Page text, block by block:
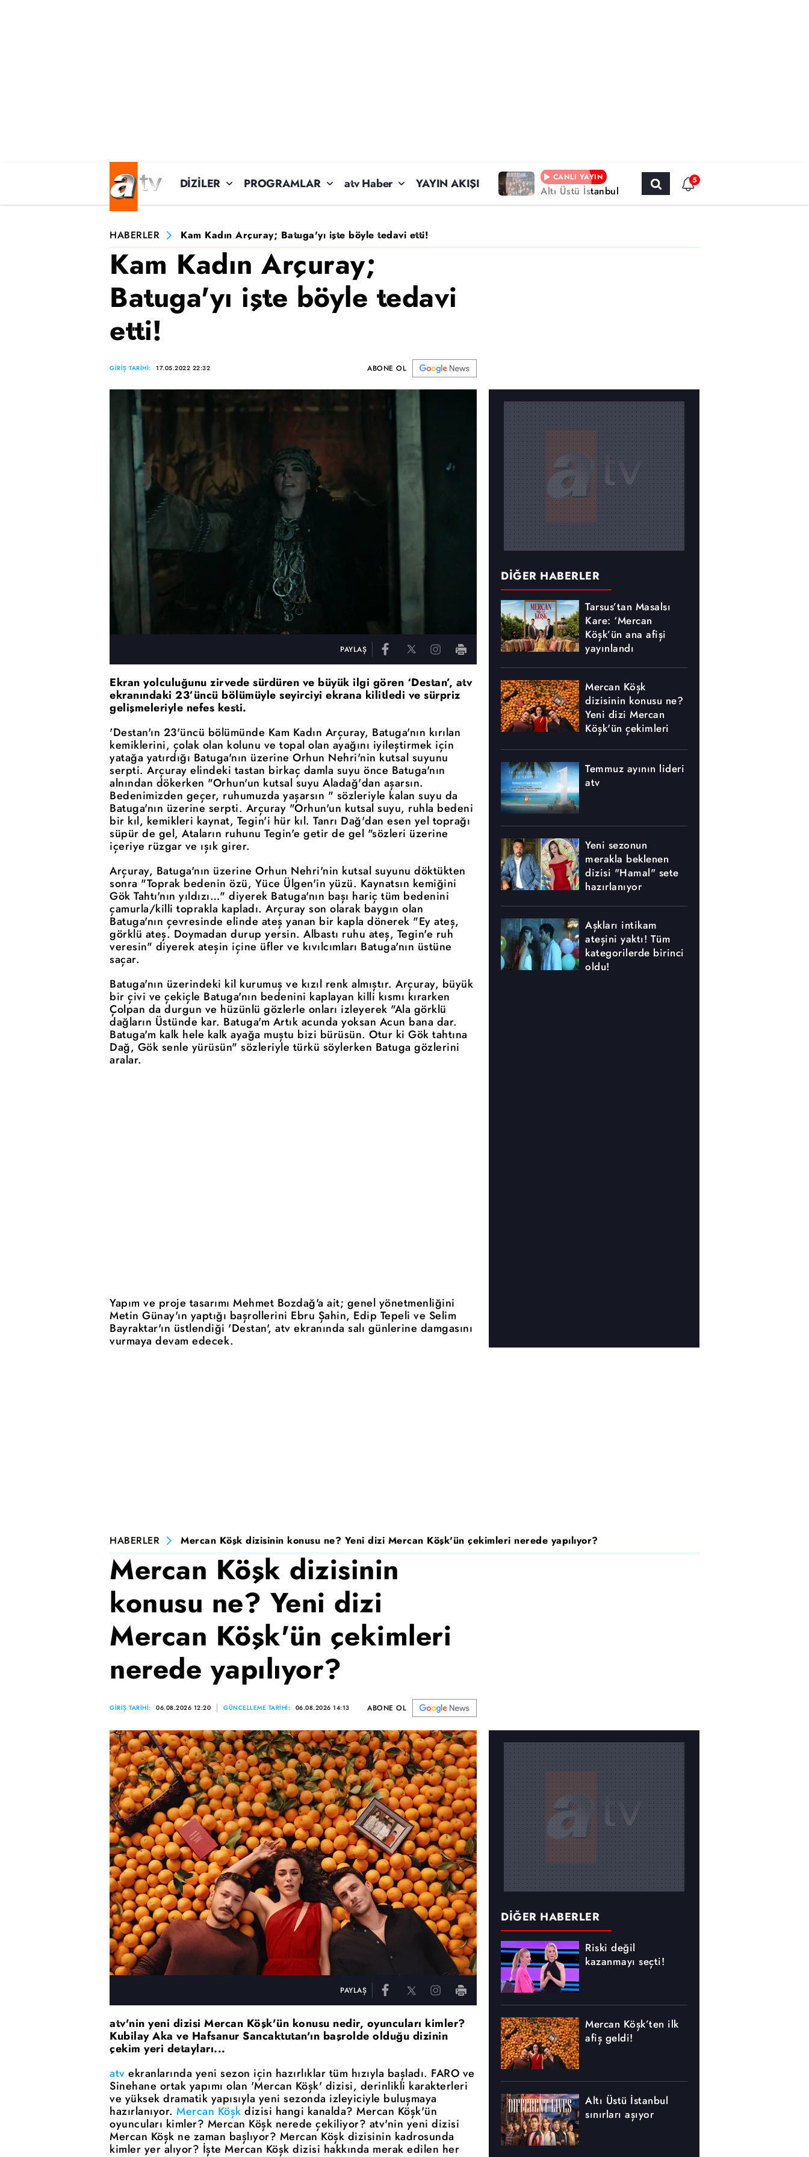
DİZİLER PROGRAMLAR atv Haber YAYIN AKIŞI CANLI YAYIN
Altı Üstü İstanbul
5
HABERLER Kam Kadın Arçuray; Batuga'yı işte böyle tedavi etti!
Kam Kadın Arçuray;
Batuga'yı işte böyle tedavi
etti!
GİRİŞ TARİHİ: 17.05.2022 22:32 ABONE OL
PAYLAŞ
Ekran yolculuğunu zirvede sürdüren ve büyük ilgi gören ‘Destan’, atv
ekranındaki 23’üncü bölümüyle seyirciyi ekrana kilitledi ve sürpriz
gelişmeleriyle nefes kesti.
'Destan'ın 23'üncü bölümünde Kam Kadın Arçuray, Batuga'nın kırılan
kemiklerini, çolak olan kolunu ve topal olan ayağını iyileştirmek için
yatağa yatırdığı Batuga'nın üzerine Orhun Nehri'nin kutsal suyunu
serpti. Arçuray elindeki tastan birkaç damla suyu önce Batuga'nın
alnından dökerken "Orhun'un kutsal suyu Aladağ'dan aşarsın.
Bedenimizden geçer, ruhumuzda yaşarsın " sözleriyle kalan suyu da
Batuga'nın üzerine serpti. Arçuray "Orhun'un kutsal suyu, ruhla bedeni
bir kıl, kemikleri kaynat, Tegin'i hür kıl. Tanrı Dağ'dan esen yel toprağı
süpür de gel, Ataların ruhunu Tegin'e getir de gel "sözleri üzerine
içeriye rüzgar ve ışık girer.
Arçuray, Batuga'nın üzerine Orhun Nehri'nin kutsal suyunu döktükten
sonra "Toprak bedenin özü, Yüce Ülgen'in yüzü. Kaynatsın kemiğini
Gök Tahtı'nın yıldızı…" diyerek Batuga'nın başı hariç tüm bedenini
çamurla/killi toprakla kapladı. Arçuray son olarak baygın olan
Batuga'nın çevresinde elinde ateş yanan bir kapla dönerek "Ey ateş,
görklü ateş. Doymadan durup yersin. Albastı ruhu ateş, Tegin'e ruh
veresin" diyerek ateşin içine üfler ve kıvılcımları Batuga'nın üstüne
saçar.
Batuga'nın üzerindeki kil kurumuş ve kızıl renk almıştır. Arçuray, büyük
bir çivi ve çekiçle Batuga'nın bedenini kaplayan killi kısmı kırarken
Çolpan da durgun ve hüzünlü gözlerle onları izleyerek "Ala görklü
dağların Üstünde kar. Batuga'm Artık acunda yoksan Acun bana dar.
Batuga'm kalk hele kalk ayağa muştu bizi bürüsün. Otur ki Gök tahtına
Dağ, Gök senle yürüsün" sözleriyle türkü söylerken Batuga gözlerini
aralar.
Yapım ve proje tasarımı Mehmet Bozdağ'a ait; genel yönetmenliğini
Metin Günay'ın yaptığı başrollerini Ebru Şahin, Edip Tepeli ve Selim
Bayraktar'ın üstlendiği 'Destan', atv ekranında salı günlerine damgasını
vurmaya devam edecek.
DİĞER HABERLER
Tarsus’tan Masalsı
Kare: ‘Mercan
Köşk’ün ana afişi
yayınlandı
Mercan Köşk
dizisinin konusu ne?
Yeni dizi Mercan
Köşk'ün çekimleri
Temmuz ayının lideri
atv
Yeni sezonun
merakla beklenen
dizisi "Hamal" sete
hazırlanıyor
Aşkları intikam
ateşini yaktı! Tüm
kategorilerde birinci
oldu!
HABERLER Mercan Köşk dizisinin konusu ne? Yeni dizi Mercan Köşk'ün çekimleri nerede yapılıyor?
Mercan Köşk dizisinin
konusu ne? Yeni dizi
Mercan Köşk'ün çekimleri
nerede yapılıyor?
GİRİŞ TARİHİ: 06.08.2026 12:20 GÜNCELLEME TARİHİ: 06.08.2026 14:13 ABONE OL
PAYLAŞ
atv'nin yeni dizisi Mercan Köşk'ün konusu nedir, oyuncuları kimler?
Kubilay Aka ve Hafsanur Sancaktutan'ın başrolde olduğu dizinin
çekim yeri detayları...
atv ekranlarında yeni sezon için hazırlıklar tüm hızıyla başladı. FARO ve
Sinehane ortak yapımı olan 'Mercan Köşk' dizisi, derinlikli karakterleri
ve yüksek dramatik yapısıyla yeni sezonda izleyiciyle buluşmaya
hazırlanıyor. Mercan Köşk dizisi hangi kanalda? Mercan Köşk'ün
oyuncuları kimler? Mercan Köşk nerede çekiliyor? atv'nin yeni dizisi
Mercan Köşk ne zaman başlıyor? Mercan Köşk dizisinin kadrosunda
kimler yer alıyor? İşte Mercan Köşk dizisi hakkında merak edilen her
DİĞER HABERLER
Riski değil
kazanmayı seçti!
Mercan Köşk’ten ilk
afiş geldi!
Altı Üstü İstanbul
sınırları aşıyor